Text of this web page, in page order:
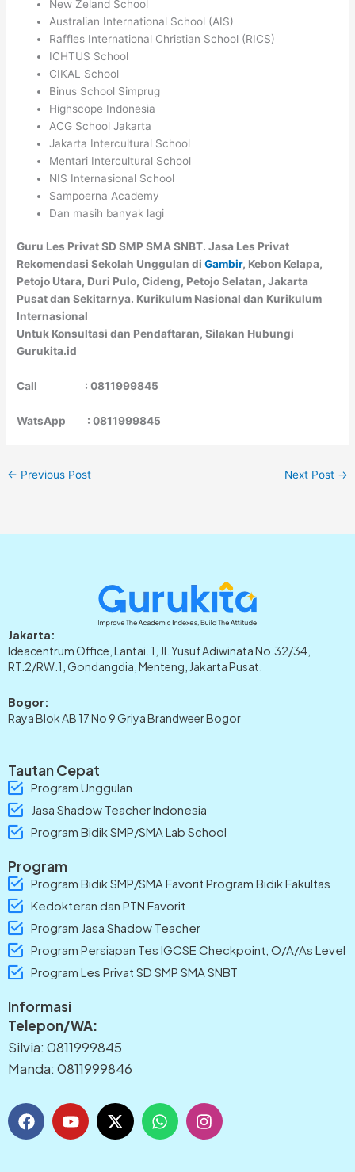
New Zeland School
Australian International School (AIS)
Raffles International Christian School (RICS)
ICHTUS School
CIKAL School
Binus School Simprug
Highscope Indonesia
ACG School Jakarta
Jakarta Intercultural School
Mentari Intercultural School
NIS Internasional School
Sampoerna Academy
Dan masih banyak lagi
Guru Les Privat SD SMP SMA SNBT. Jasa Les Privat
Rekomendasi Sekolah Unggulan diGambir, Kebon Kelapa,
Petojo Utara, Duri Pulo, Cideng, Petojo Selatan, Jakarta
Pusat dan Sekitarnya. Kurikulum Nasional dan Kurikulum
Internasional
Untuk Konsultasi dan Pendaftaran, Silakan Hubungi
Gurukita.id
Call : 0811999845
WatsApp : 0811999845
← Previous Post Next Post →
Jakarta:
Ideacentrum Office, Lantai. 1, Jl. Yusuf Adiwinata No.32/34,
RT.2/RW.1, Gondangdia, Menteng, Jakarta Pusat.
Bogor:
Raya Blok AB 17 No 9 Griya Brandweer Bogor
Tautan Cepat
Program Unggulan
Jasa Shadow Teacher Indonesia
Program Bidik SMP/SMA Lab School
Program
Program Bidik SMP/SMA Favorit Program Bidik Fakultas
Kedokteran dan PTN Favorit
Program Jasa Shadow Teacher
Program Persiapan Tes IGCSE Checkpoint, O/A/As Level
Program Les Privat SD SMP SMA SNBT
Informasi
Telepon/WA:
Silvia: 0811999845
Manda: 0811999846
F
a
c
Y
o
u
X
-
t
W
h
a
I
n
s